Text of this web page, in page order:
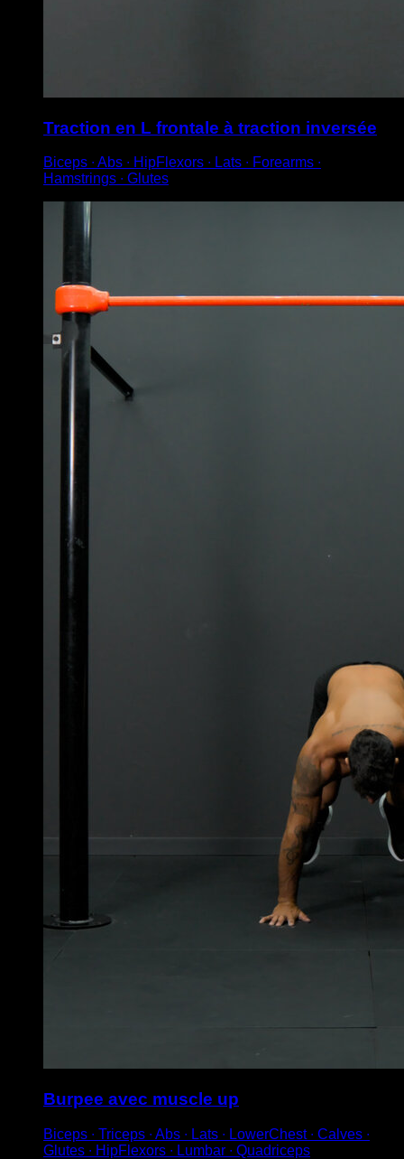
Traction en L frontale à traction inversée
Biceps ∙ Abs ∙ HipFlexors ∙ Lats ∙ Forearms ∙
Hamstrings ∙ Glutes
Burpee avec muscle up
Biceps ∙ Triceps ∙ Abs ∙ Lats ∙ LowerChest ∙ Calves ∙
Glutes ∙ HipFlexors ∙ Lumbar ∙ Quadriceps